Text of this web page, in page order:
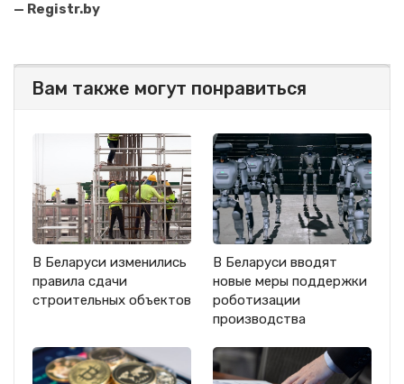
— Registr.by
Вам также могут понравиться
В Беларуси изменились
правила сдачи
строительных объектов
В Беларуси вводят
новые меры поддержки
роботизации
производства